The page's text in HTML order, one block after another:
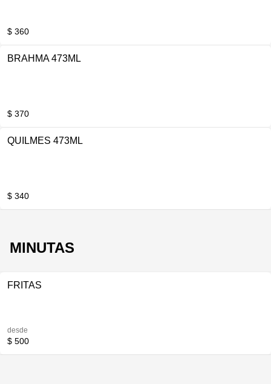
$ 360
BRAHMA 473ML
$ 370
QUILMES 473ML
$ 340
MINUTAS
FRITAS
desde
$ 500